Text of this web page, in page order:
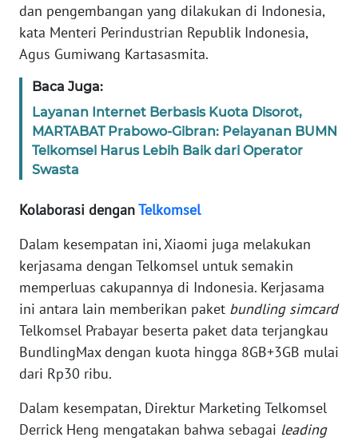
dan pengembangan yang dilakukan di Indonesia,
kata Menteri Perindustrian Republik Indonesia,
Agus Gumiwang Kartasasmita.
Baca Juga:
Layanan Internet Berbasis Kuota Disorot,
MARTABAT Prabowo-Gibran: Pelayanan BUMN
Telkomsel Harus Lebih Baik dari Operator
Swasta
Kolaborasi denganTelkomsel
Dalam kesempatan ini, Xiaomi juga melakukan
kerjasama dengan Telkomsel untuk semakin
memperluas cakupannya di Indonesia. Kerjasama
ini antara lain memberikan paket bundling simcard
Telkomsel Prabayar beserta paket data terjangkau
BundlingMax dengan kuota hingga 8GB+3GB mulai
dari Rp30 ribu.
Dalam kesempatan, Direktur Marketing Telkomsel
Derrick Heng mengatakan bahwa sebagai leading
NTT
WN
KEPRI
WN
PAPUA
BARAT
RIAU
WN
SERAMBI
WN
WN